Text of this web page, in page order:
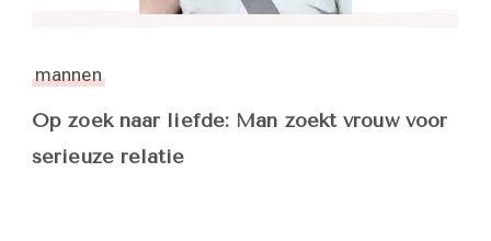
mannen
Op zoek naar liefde: Man zoekt vrouw voor
serieuze relatie